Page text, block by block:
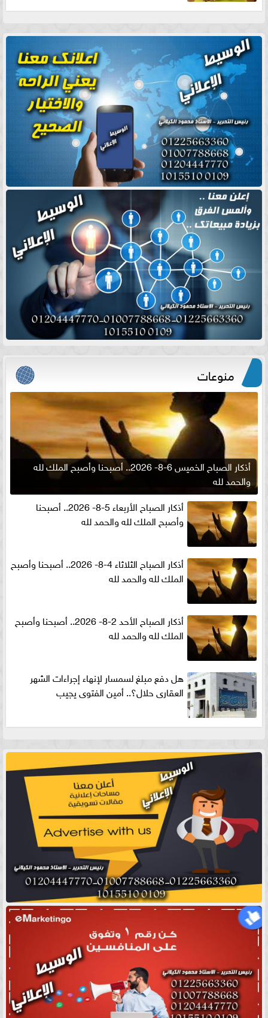
منوعات
أذكار الصباح الخميس 6-8- 2026.. أصبحنا وأصبح الملك لله
والحمد لله
أذكار الصباح الأربعاء 5-8- 2026.. أصبحنا
وأصبح الملك لله والحمد لله
أذكار الصباح الثلاثاء 4-8- 2026.. أصبحنا وأصبح
الملك لله والحمد لله
أذكار الصباح الأحد 2-8- 2026.. أصبحنا وأصبح
الملك لله والحمد لله
هل دفع مبلغ لسمسار لإنهاء إجراءات الشهر
العقارى حلال؟.. أمين الفتوى يجيب